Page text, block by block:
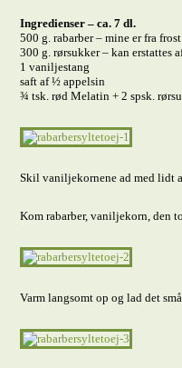
Ingredienser – ca. 7 dl.
500 g. rabarber – mine er fra frost
300 g. rørsukker – kan erstattes
1 vaniljestang
saft af ½ appelsin
¾ tsk. rød Melatin + 2 spsk.
Skil vaniljekornene ad med lidt
Kom rabarber, vaniljekorn, den
Varm langsomt op og lad det